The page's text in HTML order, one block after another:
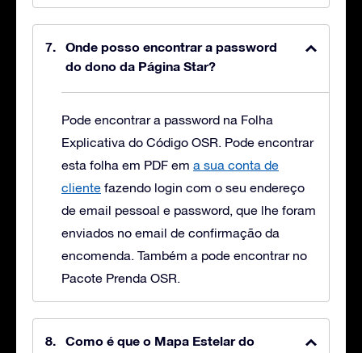
Onde posso encontrar a password
do dono da Página Star?
Pode encontrar a password na Folha
Explicativa do Código OSR. Pode encontrar
esta folha em PDF em a sua conta de
cliente fazendo login com o seu endereço
de email pessoal e password, que lhe foram
enviados no email de confirmação da
encomenda. Também a pode encontrar no
Pacote Prenda OSR.
Como é que o Mapa Estelar do